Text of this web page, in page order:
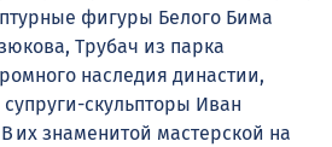
фигуры Белого Бима
Трубач из парка
наследия династии,
скульпторы Иван
их знаменитой мастерской на